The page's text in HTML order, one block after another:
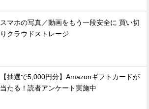
スマホの写真／動画をもう一段安全に 買い切
りクラウドストレージ
【抽選で5,000円分】Amazonギフトカードが
当たる！読者アンケート実施中